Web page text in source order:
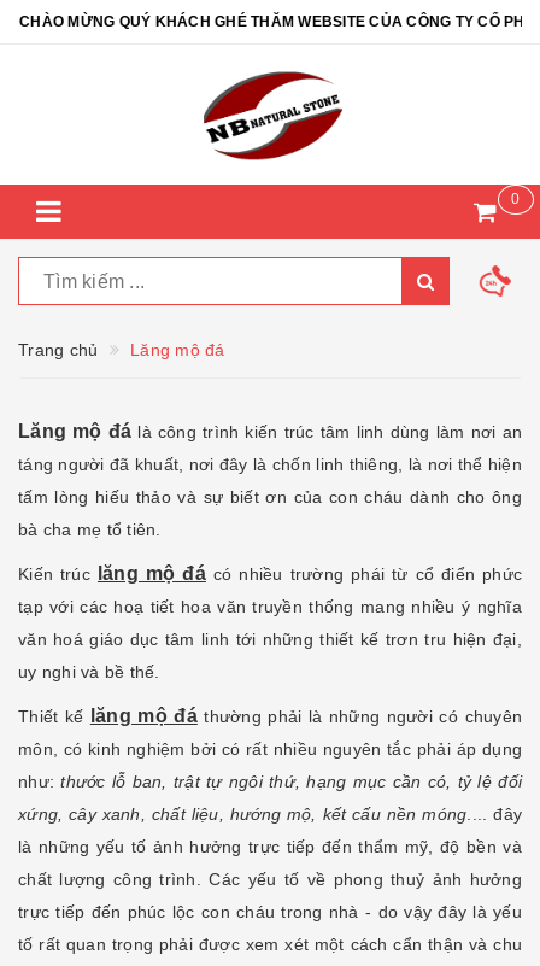
MỪNG QUÝ KHÁCH GHÉ THĂM WEBSITE CỦA CÔNG TY CỔ PHẦN
0
Trang chủ Lăng mộ đá
Lăng mộ đá là công trình kiến trúc tâm linh dùng làm nơi an
táng người đã khuất, nơi đây là chốn linh thiêng, là nơi thể hiện
tấm lòng hiếu thảo và sự biết ơn của con cháu dành cho ông
bà cha mẹ tổ tiên.
Kiến trúc lăng mộ đá có nhiều trường phái từ cổ điển phức
tạp với các hoạ tiết hoa văn truyền thống mang nhiều ý nghĩa
văn hoá giáo dục tâm linh tới những thiết kế trơn tru hiện đại,
uy nghi và bề thế.
Thiết kế lăng mộ đá thường phải là những người có chuyên
môn, có kinh nghiệm bởi có rất nhiều nguyên tắc phải áp dụng
như:thước lỗ ban, trật tự ngôi thứ, hạng mục cần có, tỷ lệ đối
xứng, cây xanh, chất liệu, hướng mộ, kết cấu nền móng .... đây
là những yếu tố ảnh hưởng trực tiếp đến thẩm mỹ, độ bền và
chất lượng công trình. Các yếu tố về phong thuỷ ảnh hưởng
trực tiếp đến phúc lộc con cháu trong nhà - do vậy đây là yếu
tố rất quan trọng phải được xem xét một cách cẩn thận và chu